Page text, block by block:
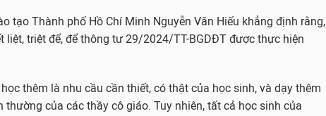
tạo Thành phố Hồ Chí Minh Nguyễn Văn Hiếu khẳng định rằng,
liệt, triệt để, để thông tư 29/2024/TT-BGDĐT được thực hiện
thêm là nhu cầu cần thiết, có thật của học sinh, và dạy thêm
của các thầy cô giáo. Tuy nhiên, tất cả học sinh của